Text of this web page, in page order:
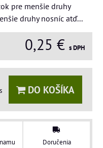
pre menšie druhy
druhy nosníc atď...
0,25 € s DPH
DO KOŠÍKA
Doručenia